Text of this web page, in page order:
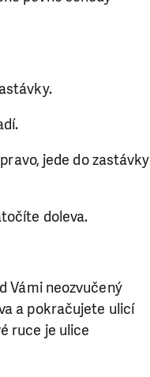
jede do zastávky
doleva.
Vámi neozvučený
a pokračujete ulicí
ruce je ulice